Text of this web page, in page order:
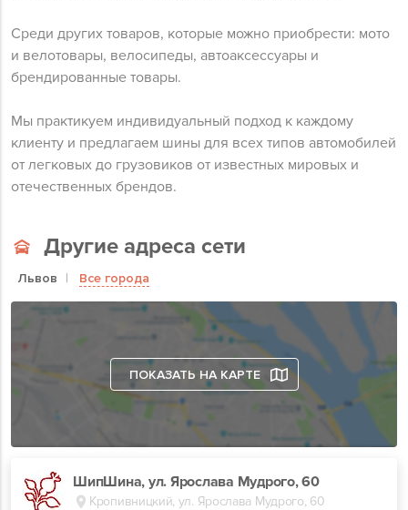
Среди других товаров, которые можно приобрести: мото
и велотовары, велосипеды, автоаксессуары и
брендированные товары.
Мы практикуем индивидуальный подход к каждому
клиенту и предлагаем шины для всех типов автомобилей
от легковых до грузовиков от известных мировых и
отечественных брендов.
Другие адреса сети
Львов Все города
ПОКАЗАТЬ НА КАРТЕ
ШипШина, ул. Ярослава Мудрого, 60
Кропивницкий, ул. Ярослава Мудрого, 60